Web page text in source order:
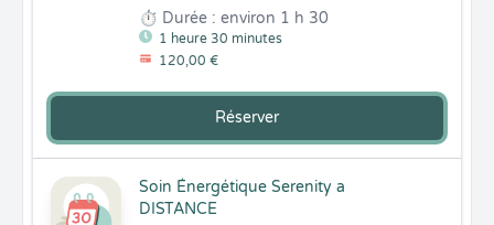
1 heure 30 minutes
120,00 €
⏱ Durée : environ 1 h 30
Réserver
Soin Énergétique Serenity a
DISTANCE